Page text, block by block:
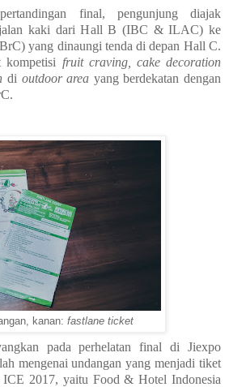
final, pengunjung diajak
kaki dari Hall B (IBC & ILAC) ke
yang dinaungi tenda di depan Hall C.
kompetisi fruit craving, cake decoration
di outdoor area yang berdekatan dengan
kanan: fastlane ticket
pada perhelatan final di Jiexpo
mengenai undangan yang menjadi tiket
ICE 2017, yaitu Food & Hotel Indonesia